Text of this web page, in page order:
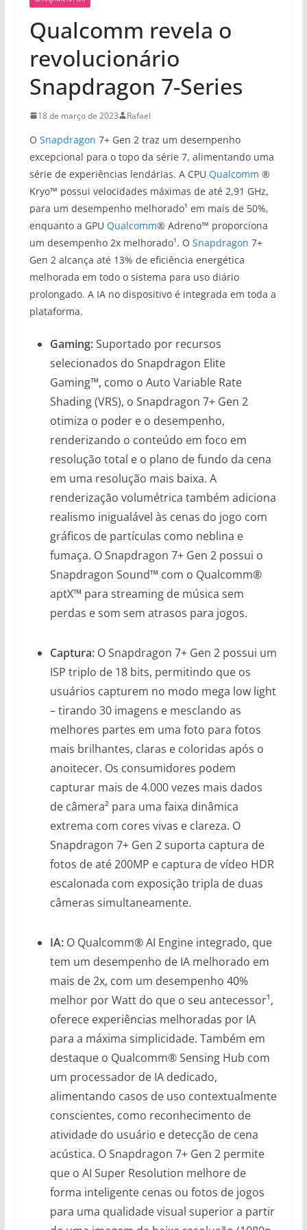
Qualcomm revela o
revolucionário
Snapdragon 7-Series
18 de março de 2023 Rafael
O Snapdragon 7+ Gen 2 traz um desempenho
excepcional para o topo da série 7, alimentando uma
série de experiências lendárias. A CPU Qualcomm ®
Kryo™ possui velocidades máximas de até 2,91 GHz,
para um desempenho melhorado¹ em mais de 50%,
enquanto a GPU Qualcomm® Adreno™ proporciona
um desempenho 2x melhorado¹. O Snapdragon 7+
Gen 2 alcança até 13% de eficiência energética
melhorada em todo o sistema para uso diário
prolongado. A IA no dispositivo é integrada em toda a
plataforma.
Gaming:Suportado por recursos
selecionados do Snapdragon Elite
Gaming™, como o Auto Variable Rate
Shading (VRS), o Snapdragon 7+ Gen 2
otimiza o poder e o desempenho,
renderizando o conteúdo em foco em
resolução total e o plano de fundo da cena
em uma resolução mais baixa. A
renderização volumétrica também adiciona
realismo inigualável às cenas do jogo com
gráficos de partículas como neblina e
fumaça. O Snapdragon 7+ Gen 2 possui o
Snapdragon Sound™ com o Qualcomm®
aptX™ para streaming de música sem
perdas e som sem atrasos para jogos.
Captura:O Snapdragon 7+ Gen 2 possui um
ISP triplo de 18 bits, permitindo que os
usuários capturem no modo mega low light
– tirando 30 imagens e mesclando as
melhores partes em uma foto para fotos
mais brilhantes, claras e coloridas após o
anoitecer. Os consumidores podem
capturar mais de 4.000 vezes mais dados
de câmera² para uma faixa dinâmica
extrema com cores vivas e clareza. O
Snapdragon 7+ Gen 2 suporta captura de
fotos de até 200MP e captura de vídeo HDR
escalonada com exposição tripla de duas
câmeras simultaneamente.
IA:O Qualcomm® AI Engine integrado, que
tem um desempenho de IA melhorado em
mais de 2x, com um desempenho 40%
melhor por Watt do que o seu antecessor¹,
oferece experiências melhoradas por IA
para a máxima simplicidade. Também em
destaque o Qualcomm® Sensing Hub com
um processador de IA dedicado,
alimentando casos de uso contextualmente
conscientes, como reconhecimento de
atividade do usuário e detecção de cena
acústica. O Snapdragon 7+ Gen 2 permite
que o AI Super Resolution melhore de
forma inteligente cenas ou fotos de jogos
para uma qualidade visual superior a partir